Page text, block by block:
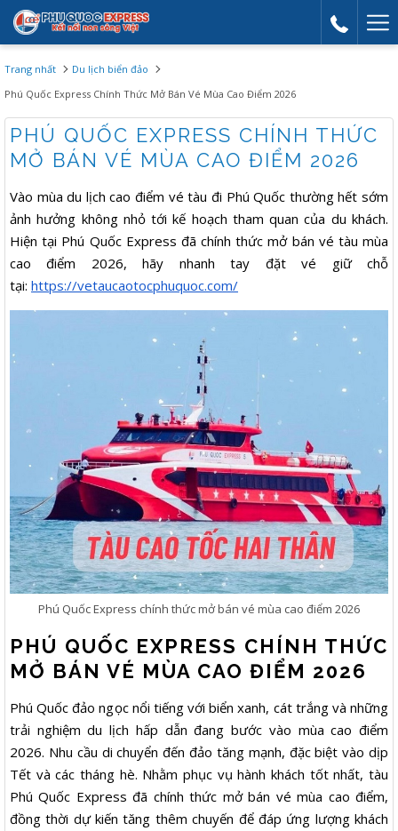
Trang nhất
Du lịch biển đảo
Phú Quốc Express Chính Thức Mở Bán Vé Mùa Cao Điểm 2026
PHÚ QUỐC EXPRESS CHÍNH THỨC
MỞ BÁN VÉ MÙA CAO ĐIỂM 2026
Vào mùa du lịch cao điểm vé tàu đi Phú Quốc thường hết sớm
ảnh hưởng không nhỏ tới kế hoạch tham quan của du khách.
Hiện tại Phú Quốc Express đã chính thức mở bán vé tàu mùa
cao điểm 2026, hãy nhanh tay đặt vé giữ chỗ
tại: https://vetaucaotocphuquoc.com/
Phú Quốc Express chính thức mở bán vé mùa cao điểm 2026
PHÚ QUỐC EXPRESS CHÍNH THỨC
MỞ BÁN VÉ MÙA CAO ĐIỂM 2026
Phú Quốc đảo ngọc nổi tiếng với biển xanh, cát trắng và những
trải nghiệm du lịch hấp dẫn đang bước vào mùa cao điểm
2026. Nhu cầu di chuyển đến đảo tăng mạnh, đặc biệt vào dịp
Tết và các tháng hè. Nhằm phục vụ hành khách tốt nhất, tàu
Phú Quốc Express đã chính thức mở bán vé mùa cao điểm,
đồng thời dự kiến tăng thêm chuyến để đáp ứng lượng khách